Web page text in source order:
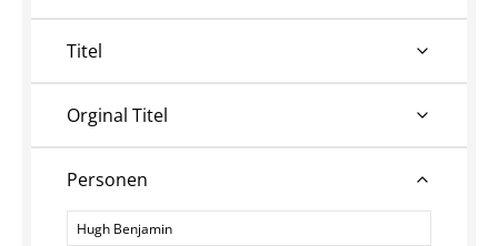
Titel
Orginal Titel
Personen
Personen